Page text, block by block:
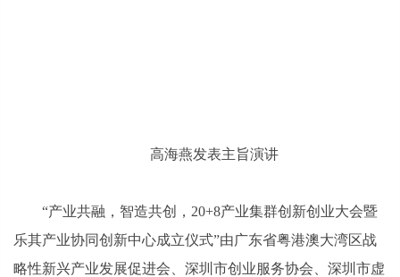
高海燕发表主旨演讲
“产业共融，智造共创，20+8产业集群创新创业大会暨
乐其产业协同创新中心成立仪式”由广东省粤港澳大湾区战
略性新兴产业发展促进会、深圳市创业服务协会、深圳市虚